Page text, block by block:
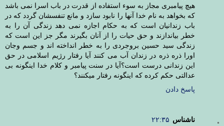
هیچ پیامبری مجاز به سوء استفاده از قدرت در باب اسرا نمی باشد
که بخواهد به نام خدا آنها را نابود سازد و مانع تنفسشان گردد که در
باب زندانیان است که به حکام اجازه نمی دهد زندگی آن را به
خطر بیاندازند و حق حیات را از آنان بگیرند مگر جز این است که
زندگی سید حسین بروجردی را به خطر انداخته اند و جسم وجان
اورا ذره ذره در زندان آب می کنند آیا رفتار رژیم اسلامی در حق
این زندانی درست است؟آیا در سنت پیامبر و کلام خدا اینگونه بی
عدالتی حکم کرده که اینگونه رفتار میکنند؟
پاسخ دادن
ناشناس ۲۲:۳۵